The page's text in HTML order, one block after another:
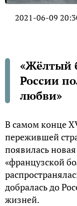
2021-06-09
«Жёлтый
России
любви»
В самом конце
пережившей
появилась
«французской
добралась до
жизней.